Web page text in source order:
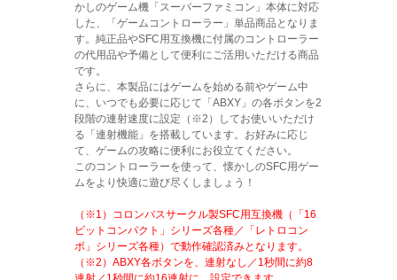
かしのゲーム機「スーパーファミコン」本体に対応
した、「ゲームコントローラー」単品商品となりま
す。純正品やSFC用互換機に付属のコントローラー
の代用品や予備として便利にご活用いただける商品
です。
さらに、本製品にはゲームを始める前やゲーム中
に、いつでも必要に応じて「ABXY」の各ボタンを2
段階の連射速度に設定（※2）してお使いいただけ
る「連射機能」を搭載しています。お好みに応じ
て、ゲームの攻略に便利にお役立てください。
このコントローラーを使って、懐かしのSFC用ゲー
ムをより快適に遊び尽くしましょう！
（※1）コロンバスサークル製SFC用互換機（「16
ビットコンパクト」シリーズ各種／「レトロコン
ボ」シリーズ各種）で動作確認済みとなります。
（※2）ABXY各ボタンを、連射なし／1秒間に約8